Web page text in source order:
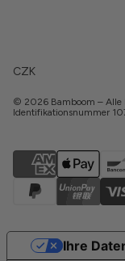
CZK
© 2026 Bamboom – Alle
Identifikationsnummer
Ihre